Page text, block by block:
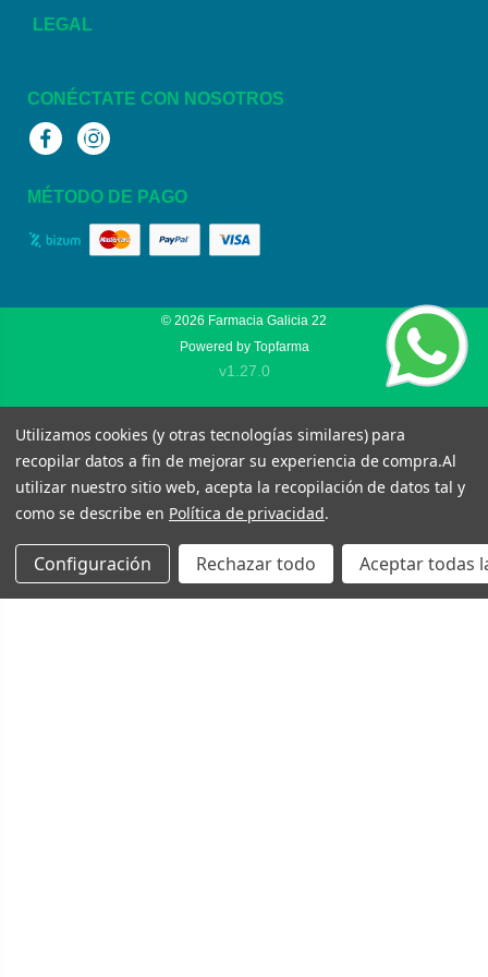
LEGAL
CONÉCTATE CON NOSOTROS
FacebookInstagram
MÉTODO DE PAGO
© 2026 Farmacia Galicia 22
Powered by Topfarma
v1.27.0
Utilizamos cookies (y otras tecnologías similares) para
recopilar datos a fin de mejorar su experiencia de compra.Al
utilizar nuestro sitio web, acepta la recopilación de datos tal y
como se describe en Política de privacidad.
Configuración Rechazar todo Aceptar todas